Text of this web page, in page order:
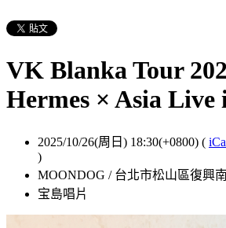
VK Blanka Tour
Hermes × Asia Live
2025/10/26(周日) 18:30(+0800) (
)
MOONDOG / 台北市松山區復興
宝島唱片